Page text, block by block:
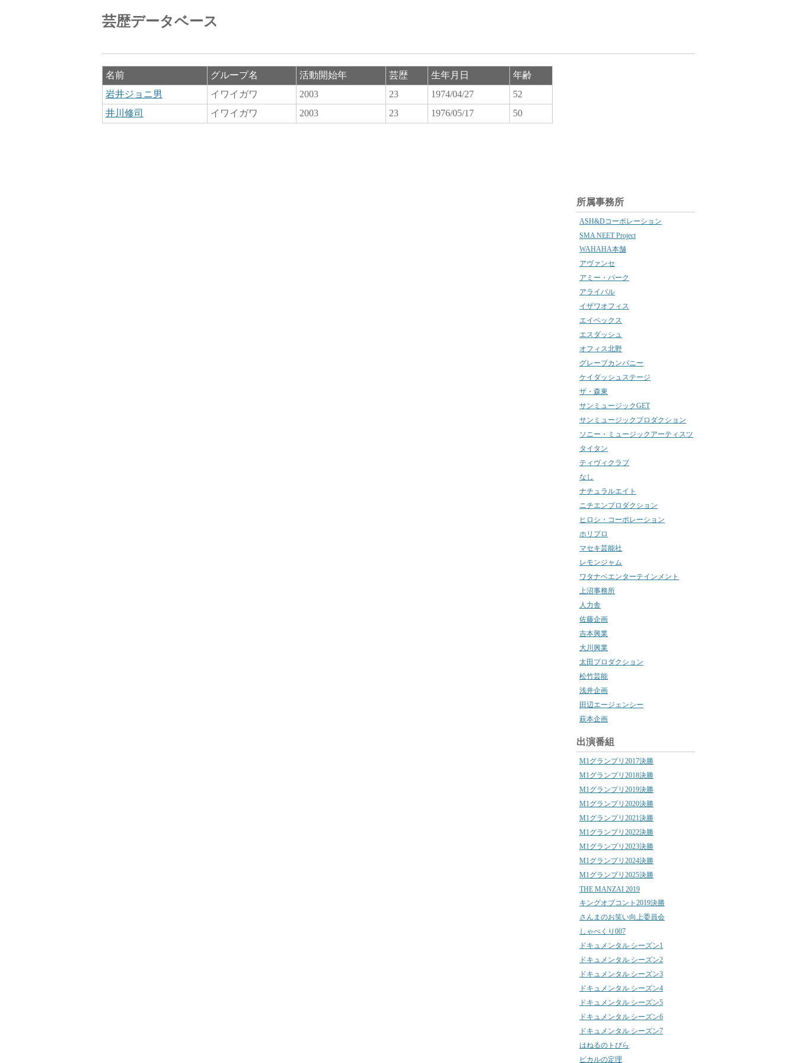
芸歴データベース
名前 グループ名 活動開始年 芸歴 生年月日
年齢
岩井ジョニ男
イワイガワ 2003 23 1974/04/27
52
井川修司
イワイガワ 2003 23 1976/05/17 50
所属事務所
ASH&Dコーポレーション
SMA NEET Project
WAHAHA本舗
アヴァンセ
アミー・パーク
アライバル
イザワオフィス
エイベックス
エスダッシュ
オフィス北野
グレープカンパニー
ケイダッシュステージ
ザ・森東
サンミュージックGET
サンミュージックプロダクション
ソニー・ミュージックアーティスツ
タイタン
ティヴィクラブ
なし
ナチュラルエイト
ニチエンプロダクション
ヒロシ・コーポレーション
ホリプロ
マセキ芸能社
レモンジャム
ワタナベエンターテインメント
上沼事務所
人力舎
佐藤企画
吉本興業
大川興業
太田プロダクション
松竹芸能
浅井企画
田辺エージェンシー
萩本企画
出演番組
M1グランプリ2017決勝
M1グランプリ2018決勝
M1グランプリ2019決勝
M1グランプリ2020決勝
M1グランプリ2021決勝
M1グランプリ2022決勝
M1グランプリ2023決勝
M1グランプリ2024決勝
M1グランプリ2025決勝
THE MANZAI 2019
キングオブコント2019決勝
さんまのお笑い向上委員会
しゃべくり007
ドキュメンタル シーズン1
ドキュメンタル シーズン2
ドキュメンタル シーズン3
ドキュメンタル シーズン4
ドキュメンタル シーズン5
ドキュメンタル シーズン6
ドキュメンタル シーズン7
はねるのトびら
ピカルの定理